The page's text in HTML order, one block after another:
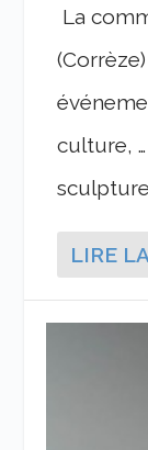
La
culture,
LIRE